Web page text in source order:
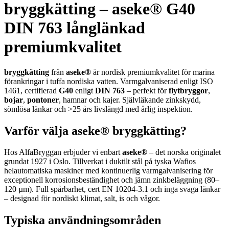
bryggkätting – aseke® G40
DIN 763 långlänkad
premiumkvalitet
bryggkätting från aseke® är nordisk premiumkvalitet för marina
förankringar i tuffa nordiska vatten. Varmgalvaniserad enligt ISO
1461, certifierad G40 enligt DIN 763 – perfekt förflytbryggor,
bojar, pontoner, hamnar och kajer. Självläkande zinkskydd,
sömlösa länkar och >25 års livslängd med årlig inspektion.
Varför välja aseke® bryggkätting?
Hos AlfaBryggan erbjuder vi enbartaseke® – det norska originalet
grundat 1927 i Oslo. Tillverkat i duktilt stål på tyska Wafios
helautomatiska maskiner med kontinuerlig varmgalvanisering för
exceptionell korrosionsbeständighet och jämn zinkbeläggning (80–
120 µm). Full spårbarhet, cert EN 10204-3.1 och inga svaga länkar
– designad för nordiskt klimat, salt, is och vågor.
Typiska användningsområden